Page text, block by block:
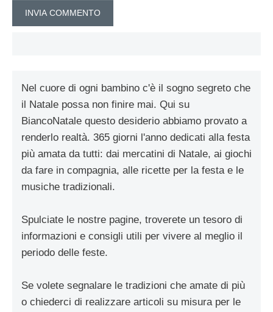
Nel cuore di ogni bambino c'è il sogno segreto che
il Natale possa non finire mai. Qui su
BiancoNatale questo desiderio abbiamo provato a
renderlo realtà. 365 giorni l'anno dedicati alla festa
più amata da tutti: dai mercatini di Natale, ai giochi
da fare in compagnia, alle ricette per la festa e le
musiche tradizionali.
Spulciate le nostre pagine, troverete un tesoro di
informazioni e consigli utili per vivere al meglio il
periodo delle feste.
Se volete segnalare le tradizioni che amate di più
o chiederci di realizzare articoli su misura per le